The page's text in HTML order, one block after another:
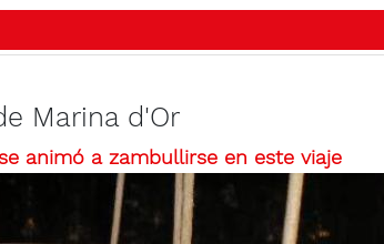
Marina d'Or
animó a zambullirse en este viaje